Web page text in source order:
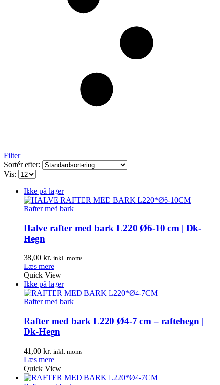
Filter
Sortér efter:
Vis:
Ikke på lager
Rafter med bark
Halve rafter med bark L220 Ø6-10 cm | Dk-
Hegn
38,00 kr. inkl. moms
Læs mere
Quick View
Ikke på lager
Rafter med bark
Rafter med bark L220 Ø4-7 cm – raftehegn |
Dk-Hegn
41,00 kr. inkl. moms
Læs mere
Quick View